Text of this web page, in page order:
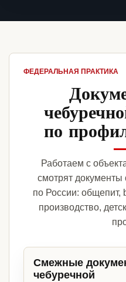
ФЕДЕРАЛЬНАЯ ПРАКТИКА
по
Работаем с
смотрят документы
по России: общепит,
производство,
Смежные
чебуречной